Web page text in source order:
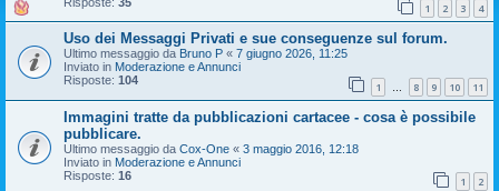
1 2 3 4
Uso dei Messaggi Privati e sue conseguenze sul forum.
Ultimo messaggio da Bruno P « 7 giugno 2026, 11:25
Inviato in Moderazione e Annunci
Risposte: 104 1 … 8 9 10 11
Immagini tratte da pubblicazioni cartacee - cosa è possibile
pubblicare.
Ultimo messaggio da Cox-One « 3 maggio 2016, 12:18
Inviato in Moderazione e Annunci
Risposte: 16 1 2